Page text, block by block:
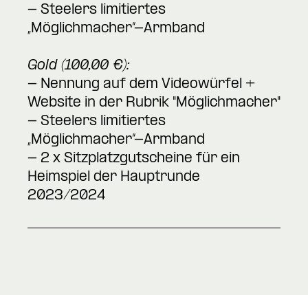
- Steelers limitiertes
„Möglichmacher“-Armband
Gold (100,00 €):
- Nennung auf dem Videowürfel +
Website in der Rubrik "Möglichmacher"
- Steelers limitiertes
„Möglichmacher“-Armband
- 2 x Sitzplatzgutscheine für ein
Heimspiel der Hauptrunde
2023/2024